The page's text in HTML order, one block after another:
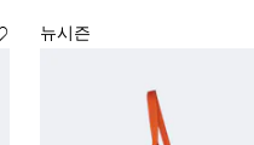
뉴시즌